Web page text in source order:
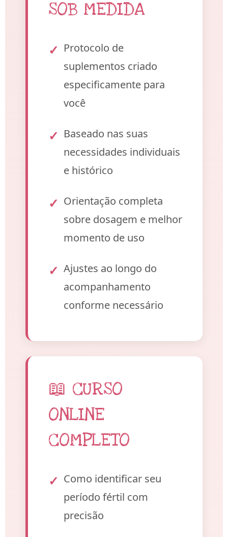
SOB MEDIDA
Protocolo de
suplementos criado
especificamente para
você
Baseado nas suas
necessidades individuais
e histórico
Orientação completa
sobre dosagem e melhor
momento de uso
Ajustes ao longo do
acompanhamento
conforme necessário
📖 CURSO
ONLINE
COMPLETO
Como identificar seu
período fértil com
precisão